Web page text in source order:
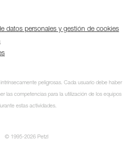
datos personales y gestión de cookies
peligrosas. Cada usuario debe haber
las competencias para la utilización de los equipos
estas actividades.
© 1995-2026 Petzl